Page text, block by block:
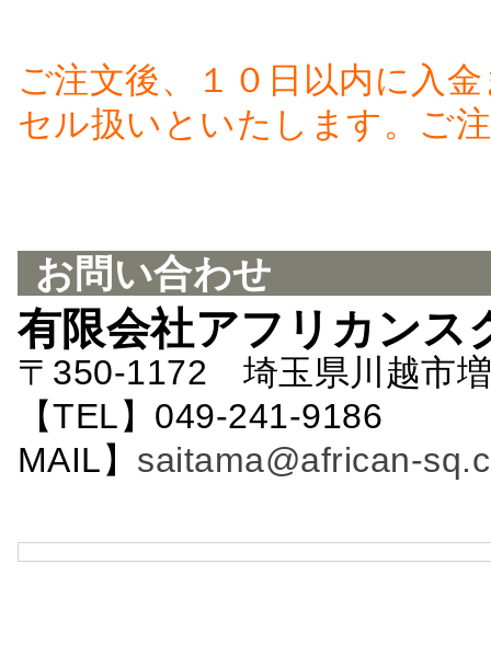
ご注文後、１０日以内に入
セル扱いといたします。ご
お問い合わせ
有限会社アフリカンス
〒350-1172 埼玉県川越市
【TEL】049-241-
MAIL】 saitama@african-